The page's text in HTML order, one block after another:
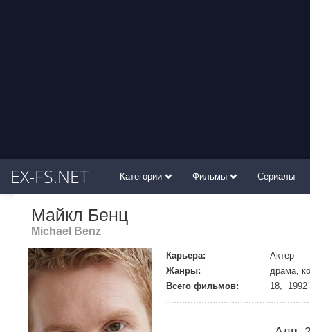
EX-FS.NET Категории Фильмы Сериалы
Майкл Бенц
Michael Benz
Карьера:
Актер
Жанры:
драма,
Всего фильмов:
18, 1992